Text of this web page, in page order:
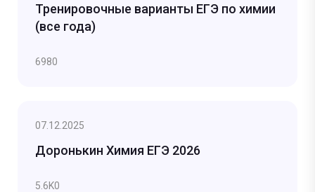
Тренировочные варианты ЕГЭ по химии
(все года)
6980
07.12.2025
Доронькин Химия ЕГЭ 2026
5.6K0